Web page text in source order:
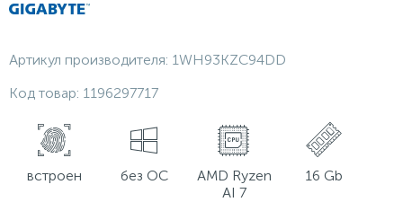
Артикул производителя: 1WH93KZC94DD
Код товар: 1196297717
встроен без ОС
AMD Ryzen
AI 7
16 Gb